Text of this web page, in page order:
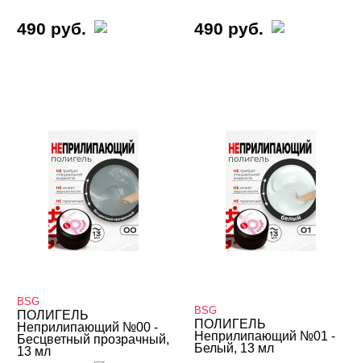
ADRICOCO
Bagheera Nails
BLOOM
BSG
CHARME
COSMOLAC
Cosmoprofi
DE LA RO
490 руб. 490 руб.
BSG
ПОЛИГЕЛЬ
Неприлипающий №00 -
Бесцветный прозрачный,
13 мл
BSG
ПОЛИГЕЛЬ
Неприлипающий №01 -
Белый, 13 мл